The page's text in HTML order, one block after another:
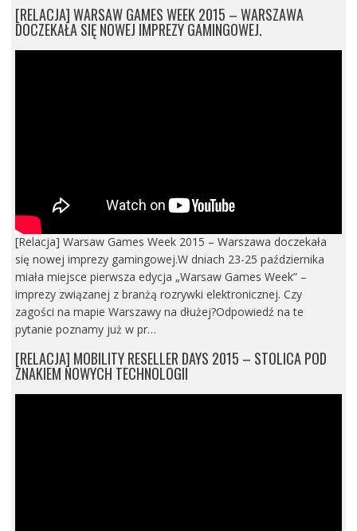
[RELACJA] WARSAW GAMES WEEK 2015 – WARSZAWA
DOCZEKAŁA SIĘ NOWEJ IMPREZY GAMINGOWEJ.
[Relacja] Warsaw Games Week 2015 – Warszawa doczekała
się nowej imprezy gamingowej.W dniach 23-25 października
miała miejsce pierwsza edycja „Warsaw Games Week” –
imprezy związanej z branżą rozrywki elektronicznej. Czy
zagości na mapie Warszawy na dłużej?Odpowiedź na te
pytanie poznamy już w pr…
[RELACJA] MOBILITY RESELLER DAYS 2015 – STOLICA POD
ZNAKIEM NOWYCH TECHNOLOGII